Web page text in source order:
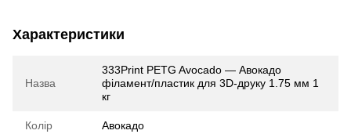
Характеристики
Назва
333Print PETG Avocado — Авокадо
філамент/пластик для 3D-друку 1.75 мм 1
кг
Колір Авокадо